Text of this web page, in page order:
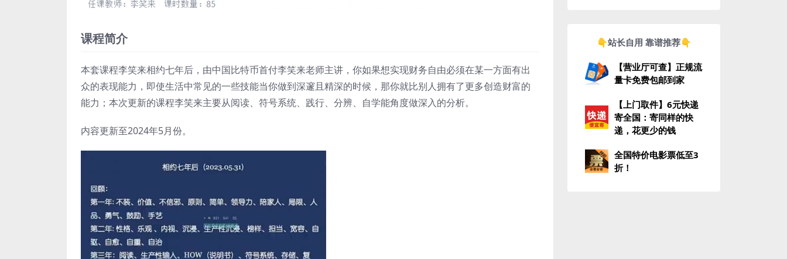
课程简介
本套课程李笑来相约七年后，由中国比特币首付李笑来老师主讲，你如果想实现财务自由必须在某一方面有出
众的表现能力，即使生活中常见的一些技能当你做到深邃且精深的时候，那你就比别人拥有了更多创造财富的
能力；本次更新的课程李笑来主要从阅读、符号系统、践行、分辨、自学能角度做深入的分析。
内容更新至2024年5月份。
👇站长自用 靠谱推荐👇
【营业厅可查】正规流
量卡免费包邮到家
【上门取件】6元快递
寄全国：寄同样的快
递，花更少的钱
全国特价电影票低至3
折！